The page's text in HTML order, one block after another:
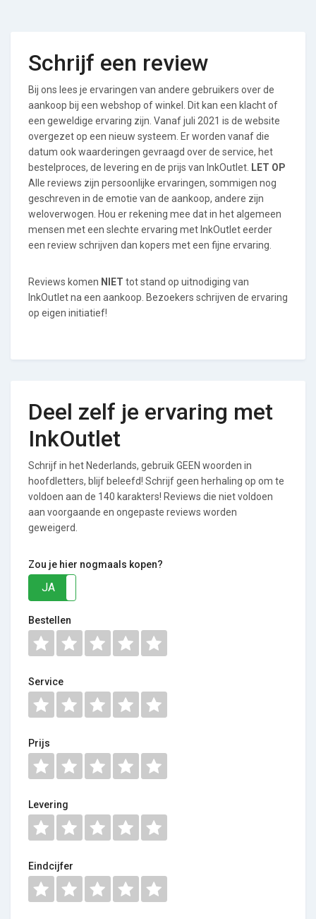
Schrijf een review
Bij ons lees je ervaringen van andere gebruikers over de
aankoop bij een webshop of winkel. Dit kan een klacht of
een geweldige ervaring zijn. Vanaf juli 2021 is de website
overgezet op een nieuw systeem. Er worden vanaf die
datum ook waarderingen gevraagd over de service, het
bestelproces, de levering en de prijs van InkOutlet. LET OP
Alle reviews zijn persoonlijke ervaringen, sommigen nog
geschreven in de emotie van de aankoop, andere zijn
weloverwogen. Hou er rekening mee dat in het algemeen
mensen met een slechte ervaring met InkOutlet eerder
een review schrijven dan kopers met een fijne ervaring.
Reviews komen NIET tot stand op uitnodiging van
InkOutlet na een aankoop. Bezoekers schrijven de ervaring
op eigen initiatief!
Deel zelf je ervaring met
InkOutlet
Schrijf in het Nederlands, gebruik GEEN woorden in
hoofdletters, blijf beleefd! Schrijf geen herhaling op om te
voldoen aan de 140 karakters! Reviews die niet voldoen
aan voorgaande en ongepaste reviews worden
geweigerd.
Zou je hier nogmaals kopen?
JA
Bestellen
Service
Prijs
Levering
Eindcijfer